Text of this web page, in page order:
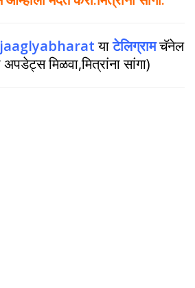
याटेलिग्रामचॅनेल
अपडेट्स मिळवा,मित्रांना सांगा)